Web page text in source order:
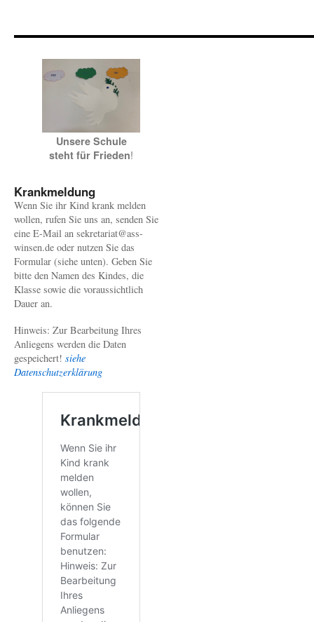
Unsere Schule
steht für Frieden!
Krankmeldung
Wenn Sie ihr Kind krank melden
wollen, rufen Sie uns an, senden Sie
eine E-Mail an sekretariat@ass-
winsen.de oder nutzen Sie das
Formular (siehe unten). Geben Sie
bitte den Namen des Kindes, die
Klasse sowie die voraussichtlich
Dauer an.
Hinweis: Zur Bearbeitung Ihres
Anliegens werden die Daten
gespeichert! siehe
Datenschutzerklärung